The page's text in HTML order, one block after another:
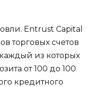
Entrust Capital
торговых счетов
из которых
от 100 до 100
кредитного